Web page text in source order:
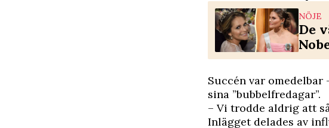
NÖJE
De
Succén var
sina ”bubbelfredagar”.
– Vi trodde aldrig att
Inlägget delades av